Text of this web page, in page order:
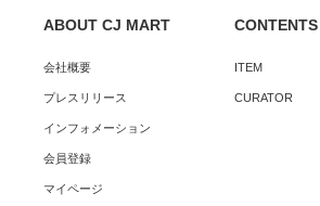
ABOUT CJ MART
会社概要
プレスリリース
インフォメーション
会員登録
マイページ
CONTENTS
ITEM
CURATOR